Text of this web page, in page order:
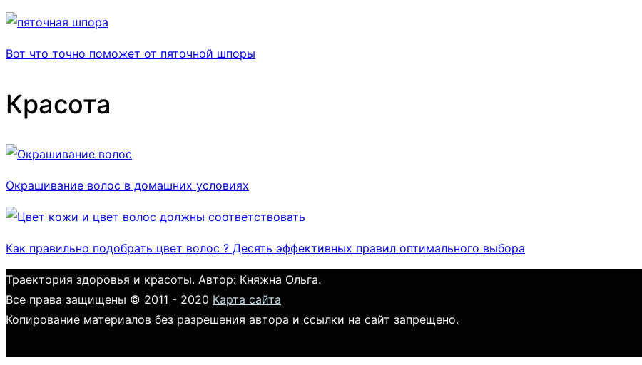
Вот что точно поможет от пяточной шпоры
Красота
Окрашивание волос в домашних условиях
Как правильно подобрать цвет волос ? Десять эффективных правил оптимального выбора
Траектория здоровья и красоты. Автор: Княжна Ольга.
Все права защищены © 2011 - 2020 Карта сайта
Копирование материалов без разрешения автора и ссылки на сайт запрещено.